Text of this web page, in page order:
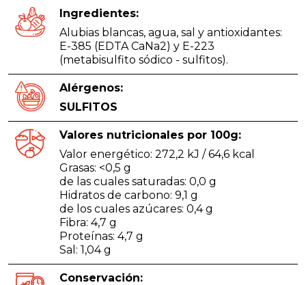
Ingredientes:
Alubias blancas, agua, sal y antioxidantes:
E-385 (EDTA CaNa2) y E-223
(metabisulfito sódico - sulfitos).
Alérgenos:
SULFITOS
Valores nutricionales por 100g:
Valor energético: 272,2 kJ / 64,6 kcal
Grasas: <0,5 g
de las cuales saturadas: 0,0 g
Hidratos de carbono: 9,1 g
de los cuales azúcares: 0,4 g
Fibra: 4,7 g
Proteínas: 4,7 g
Sal: 1,04 g
Conservación: